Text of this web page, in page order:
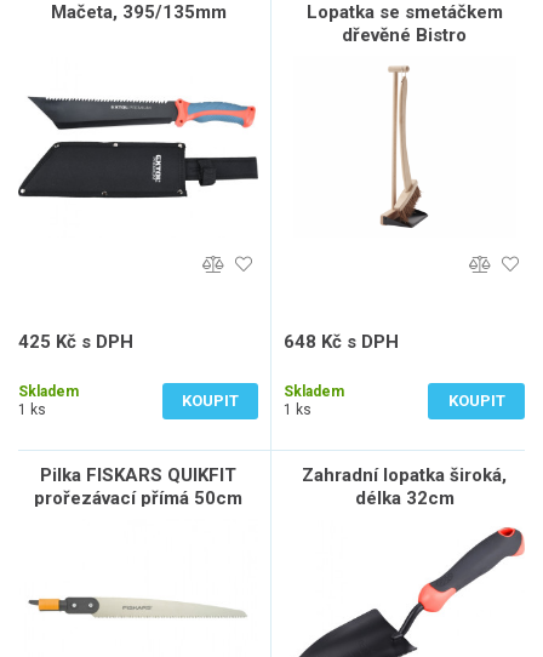
Mačeta, 395/135mm
425 Kč s DPH
Skladem
1 ks
KOUPIT
Lopatka se smetáčkem
dřevěné Bistro
648 Kč s DPH
Skladem
1 ks
KOUPIT
Pilka FISKARS QUIKFIT
prořezávací přímá 50cm
Zahradní lopatka široká,
délka 32cm